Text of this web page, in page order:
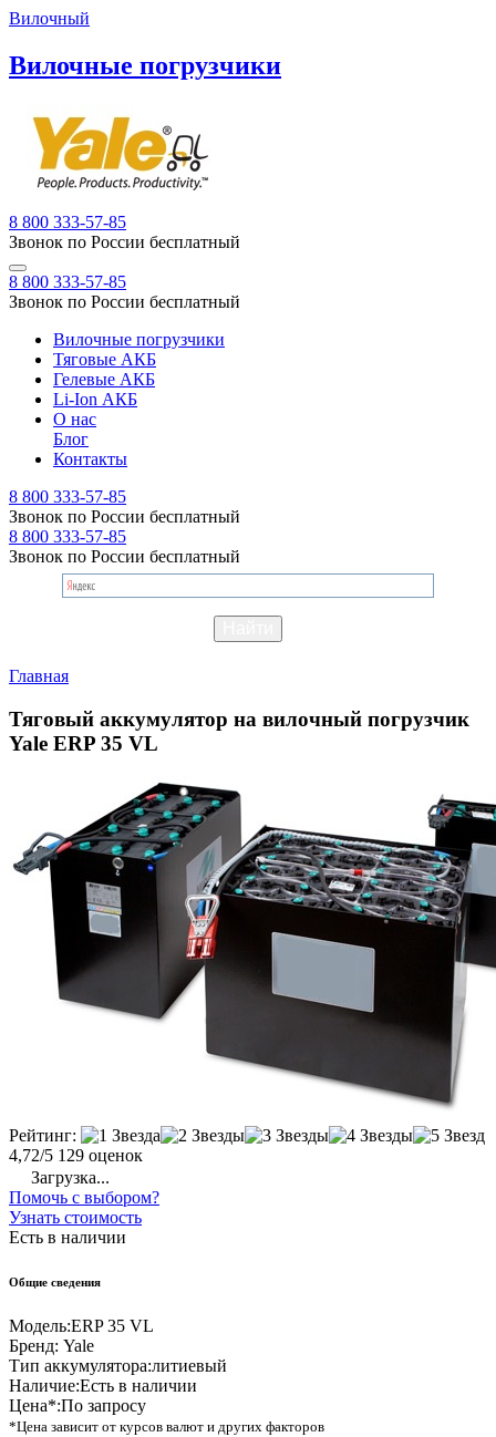
Вилочный
Вилочные погрузчики
8 800 333-57-85
Звонок по России бесплатный
8 800 333-57-85
Звонок по России бесплатный
Вилочные погрузчики
Тяговые АКБ
Гелевые АКБ
Li-Ion АКБ
О нас
Блог
Контакты
8 800 333-57-85
Звонок по России бесплатный
8 800 333-57-85
Звонок по России бесплатный
Главная
Тяговый аккумулятор на вилочный погрузчик
Yale ERP 35 VL
Рейтинг:
4,72/5 129 оценок
Загрузка...
Помочь с выбором?
Узнать стоимость
Есть в наличии
Общие сведения
Модель:ERP 35 VL
Бренд: Yale
Тип аккумулятора:литиевый
Наличие:Есть в наличии
Цена*:По запросу
*Цена зависит от курсов валют и других факторов